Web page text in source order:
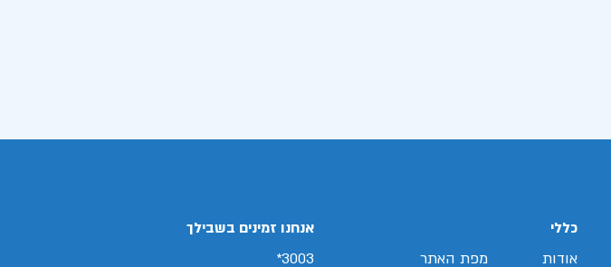
כללי
אודות
מפת האתר
אנחנו זמינים בשבילך
3003*